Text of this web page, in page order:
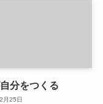
分をつくる
月25日